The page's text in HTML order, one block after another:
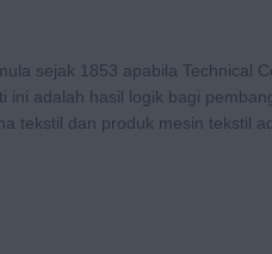
sejak 1853 apabila Technical
ini adalah hasil logik bagi
tekstil dan produk mesin tekstil